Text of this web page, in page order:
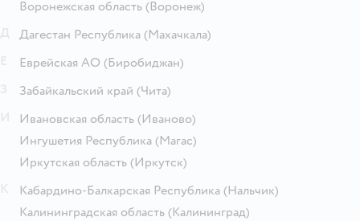
Воронежская область (Воронеж)
Дагестан Республика (Махачкала)
Еврейская АО (Биробиджан)
Забайкальский край (Чита)
Ивановская область (Иваново)
Ингушетия Республика (Магас)
Иркутская область (Иркутск)
Кабардино-Балкарская Республика (Нальчик)
Калининградская область (Калининград)